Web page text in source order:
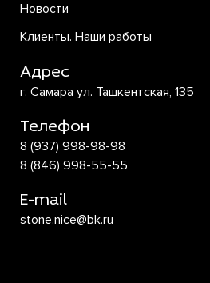
Новости
Клиенты. Наши работы
Адрес
г. Самара ул. Ташкентская, 135
Телефон
8 (937) 998-98-98
8 (846) 998-55-55
E-mail
stone.nice@bk.ru